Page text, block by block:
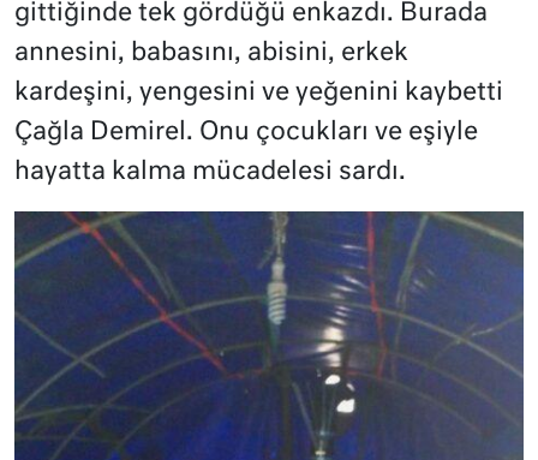
gittiğinde tek gördüğü enkazdı. Burada
annesini, babasını, abisini, erkek
kardeşini, yengesini ve yeğenini kaybetti
Çağla Demirel. Onu çocukları ve eşiyle
hayatta kalma mücadelesi sardı.